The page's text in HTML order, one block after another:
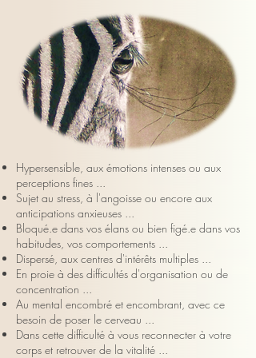
Hypersensible, aux émotions intenses ou aux
perceptions fines ...
Sujet au stress, à l'angoisse ou encore aux
anticipations anxieuses ...
Bloqué.e dans vos élans ou bien figé.e dans vos
habitudes, vos comportements ...
Dispersé, aux centres d'intérêts multiples ...
En proie à des difficultés d'organisation ou de
concentration ...
Au mental encombré et encombrant, avec ce
besoin de poser le cerveau ...
Dans cette difficulté à vous reconnecter à votre
corps et retrouver de la vitalité ...